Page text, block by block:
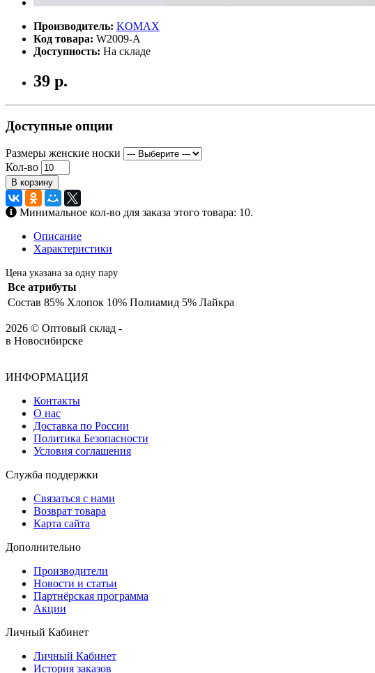
Производитель: KOMAX
Код товара: W2009-A
Доступность: На складе
39 р.
Доступные опции
Размеры женские носки
Кол-во
В корзину
Минимальное кол-во для заказа этого товара: 10.
Описание
Характеристики
Цена указана за одну пару
Все атрибуты
Состав 85% Хлопок 10% Полиамид 5% Лайкра
2026 © Оптовый склад -
в Новосибирске
ИНФОРМАЦИЯ
Контакты
О нас
Доставка по России
Политика Безопасности
Условия соглашения
Служба поддержки
Связаться с нами
Возврат товара
Карта сайта
Дополнительно
Производители
Новости и статьи
Партнёрская программа
Акции
Личный Кабинет
Личный Кабинет
История заказов